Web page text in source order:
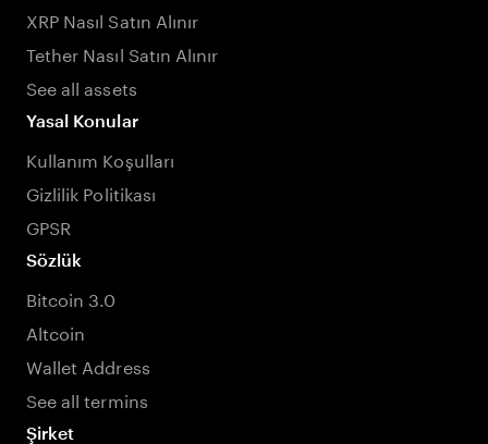
XRP Nasıl Satın Alınır
Tether Nasıl Satın Alınır
See all assets
Yasal Konular
Kullanım Koşulları
Gizlilik Politikası
GPSR
Sözlük
Bitcoin 3.0
Altcoin
Wallet Address
See all termins
Şirket